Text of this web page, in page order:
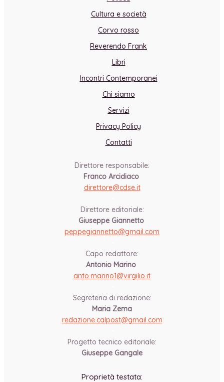
Cultura e società
Corvo rosso
Reverendo Frank
Libri
Incontri Contemporanei
Chi siamo
Servizi
Privacy Policy
Contatti
Direttore responsabile:
Franco Arcidiaco
direttore@cdse.it
Direttore editoriale:
Giuseppe Giannetto
peppegiannetto@gmail.com
Capo redattore:
Antonio Marino
anto.marino1@virgilio.it
Segreteria di redazione:
Maria Zema
redazione.calpost@gmail.com
Progetto tecnico editoriale:
Giuseppe Gangale
Proprietà testata: